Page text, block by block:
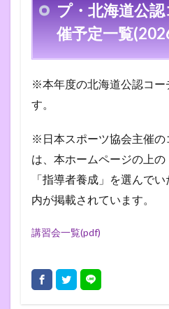
プ・北海道公
催予定一覧
※本年度の北海道公認コー
す。
※日本スポーツ協会主催の
は、本ホームページの上の
「指導者養成」を選んで
内が掲載されています。
講習会一覧(pdf)